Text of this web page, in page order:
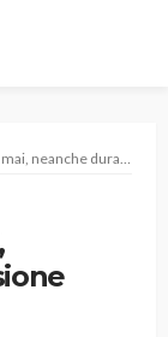
durante la divisione cellulare